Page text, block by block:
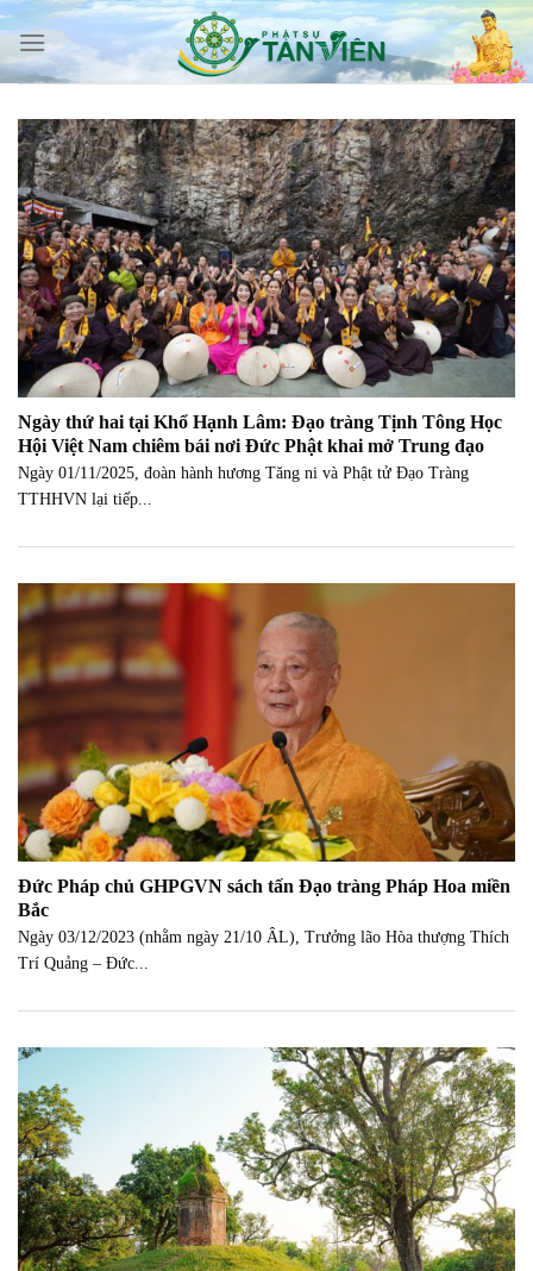
Skip
content
Ngày thứ hai tại Khổ Hạnh Lâm: Đạo tràng Tịnh Tông Học
Hội Việt Nam chiêm bái nơi Đức Phật khai mở Trung đạo
Ngày 01/11/2025, đoàn hành hương Tăng ni và Phật tử Đạo Tràng
TTHHVN lại tiếp...
Đức Pháp chủ GHPGVN sách tấn Đạo tràng Pháp Hoa miền
Bắc
Ngày 03/12/2023 (nhằm ngày 21/10 ÂL), Trưởng lão Hòa thượng Thích
Trí Quảng – Đức...